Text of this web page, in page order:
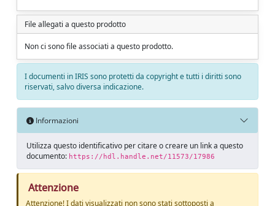
File allegati a questo prodotto
Non ci sono file associati a questo prodotto.
I documenti in IRIS sono protetti da copyright e tutti i diritti sono
riservati, salvo diversa indicazione.
Informazioni
Utilizza questo identificativo per citare o creare un link a questo
documento: https://hdl.handle.net/11573/17986
Attenzione
Attenzione! I dati visualizzati non sono stati sottoposti a